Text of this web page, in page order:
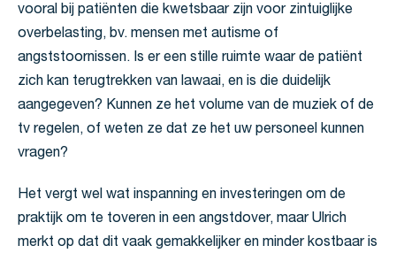
vooral bij patiënten die kwetsbaar zijn voor zintuiglijke
overbelasting, bv. mensen met autisme of
angststoornissen. Is er een stille ruimte waar de patiënt
zich kan terugtrekken van lawaai, en is die duidelijk
aangegeven? Kunnen ze het volume van de muziek of de
tv regelen, of weten ze dat ze het uw personeel kunnen
vragen?
Het vergt wel wat inspanning en investeringen om de
praktijk om te toveren in een angstdover, maar Ulrich
merkt op dat dit vaak gemakkelijker en minder kostbaar is